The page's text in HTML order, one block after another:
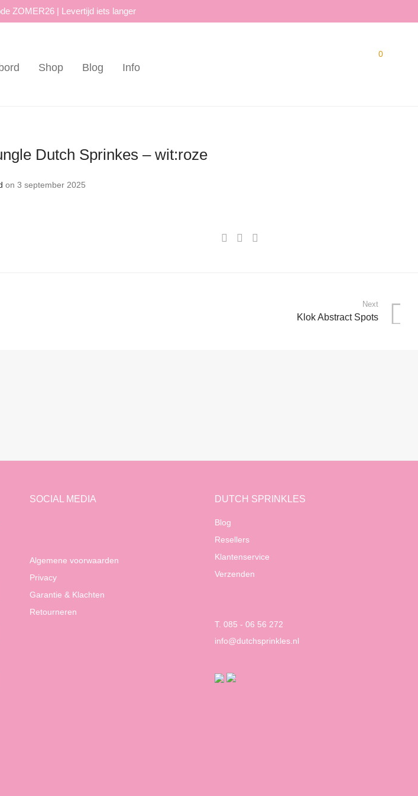
ZOMER26 | Levertijd iets langer
Shop Blog Info
0
Dutch Sprinkes – wit:roze
on 3 september 2025
Next
Klok Abstract Spots
SOCIAL MEDIA
Algemene voorwaarden
Privacy
Garantie & Klachten
Retourneren
DUTCH SPRINKLES
Blog
Resellers
Klantenservice
Verzenden
T. 085 - 06 56 272
info@dutchsprinkles.nl